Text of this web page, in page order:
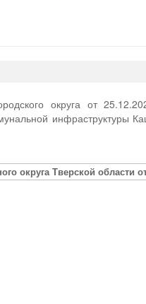
округа от
инфраструктуры
округа Тверской области